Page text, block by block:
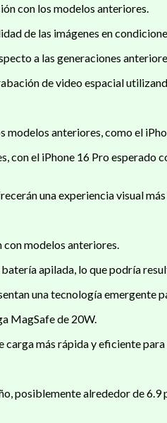
con los modelos anteriores.
de las imágenes en
a las generaciones
de video espacial
modelos anteriores, como el
el iPhone 16 Pro esperado
una experiencia visual
con modelos anteriores.
apilada, lo que podría
una tecnología emergente
MagSafe de 20W.
más rápida y eficiente
posiblemente alrededor de